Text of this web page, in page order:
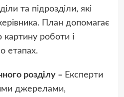
та підрозділи, які
План допомагає
роботи і
етапах.
розділу – Експерти
джерелами,